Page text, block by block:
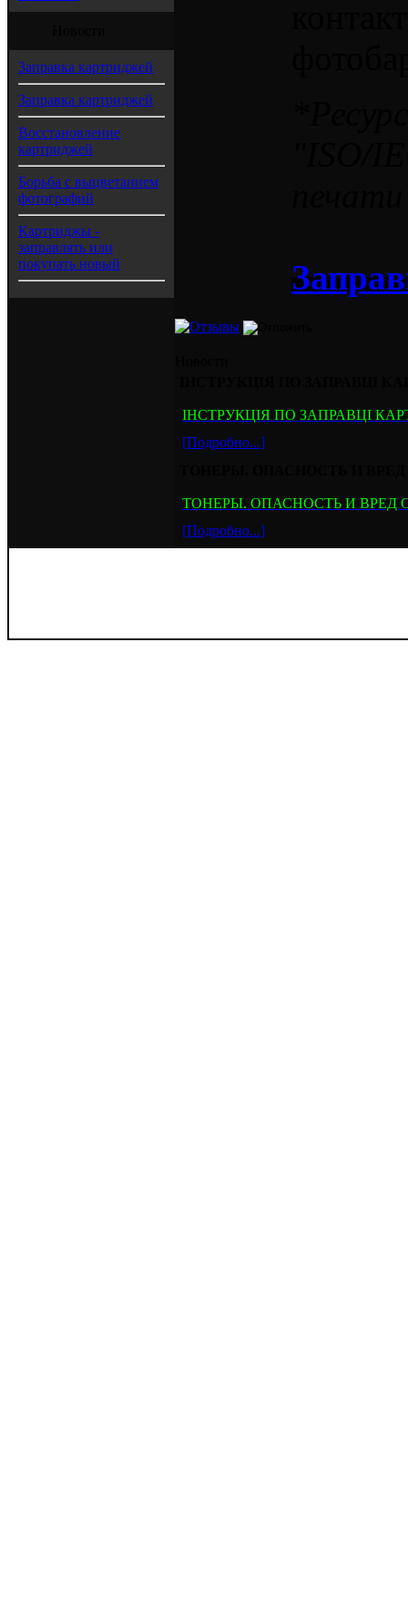
Заправка картриджей
Заправка картриджей
Восстановление
картриджей
Борьба с выцветанием
фотографий
Картриджы -
заправлять или
покупать новый
ІНСТРУКЦІЯ ПО ЗАПРАВЦІ
[Подробно...]
ТОНЕРЫ. ОПАСНОСТЬ И ВРЕД
[Подробно...]